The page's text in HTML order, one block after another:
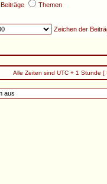
Beiträge Themen
Zeichen der
Alle Zeiten sind UTC + 1 Stunde [